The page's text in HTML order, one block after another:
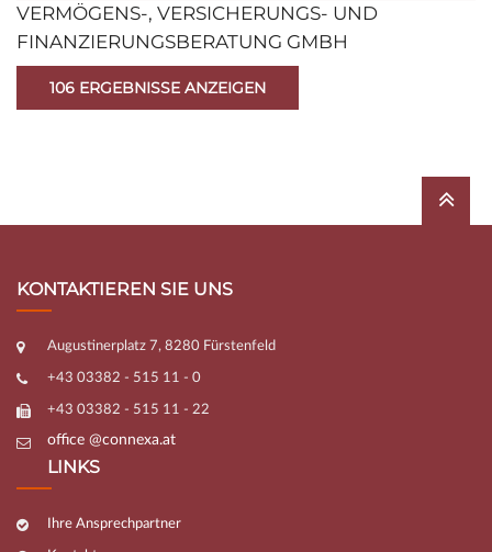
VERMÖGENS-, VERSICHERUNGS- UND
FINANZIERUNGSBERATUNG GMBH
KONTAKTIEREN SIE UNS
Augustinerplatz 7, 8280 Fürstenfeld
+43 03382 - 515 11 - 0
+43 03382 - 515 11 - 22
office @connexa.at
LINKS
Ihre Ansprechpartner